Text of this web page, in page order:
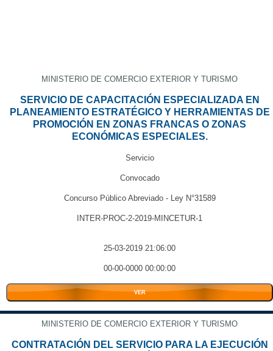
MINISTERIO DE COMERCIO EXTERIOR Y TURISMO
SERVICIO DE CAPACITACIÓN ESPECIALIZADA EN
PLANEAMIENTO ESTRATÉGICO Y HERRAMIENTAS DE
PROMOCIÓN EN ZONAS FRANCAS O ZONAS
ECONÓMICAS ESPECIALES.
Servicio
Convocado
Concurso Público Abreviado - Ley N°31589
INTER-PROC-2-2019-MINCETUR-1
25-03-2019 21:06:00
00-00-0000 00:00:00
VER
MINISTERIO DE COMERCIO EXTERIOR Y TURISMO
CONTRATACIÓN DEL SERVICIO PARA LA EJECUCIÓN